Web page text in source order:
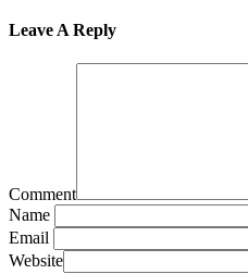
Leave A Reply
Comment
Name
Email
Website